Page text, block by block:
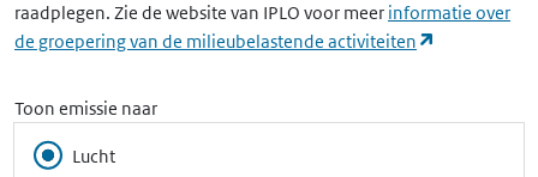
raadplegen. Zie de website van IPLO voor meer informatie over
de groepering van de milieubelastende activiteiten
Toon emissie naar
Lucht